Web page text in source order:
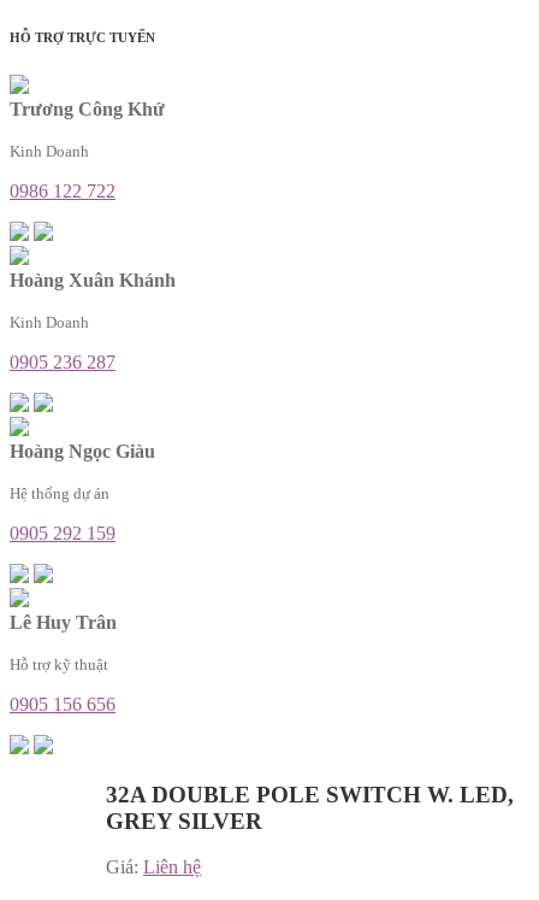
HỖ TRỢ TRỰC TUYẾN
Trương Công Khứ
Kinh Doanh
0986 122 722
Hoàng Xuân Khánh
Kinh Doanh
0905 236 287
Hoàng Ngọc Giàu
Hệ thống dự án
0905 292 159
Lê Huy Trân
Hỗ trợ kỹ thuật
0905 156 656
32A DOUBLE POLE SWITCH W. LED,
GREY SILVER
Giá: Liên hệ